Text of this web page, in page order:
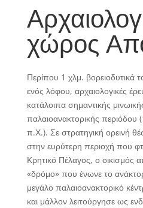
χώρος
Περίπου 1 χλμ. βορειοδυτικά
ενός λόφου, αρχαιολογικές
κατάλοιπα σημαντικής
παλαιοανακτορικής
π.Χ.). Σε στρατηγική ορεινή
στην ευρύτερη περιοχή που
Κρητικό Πέλαγος, ο
«δρόμο» που ένωνε το
μεγάλο παλαιοανακτορικό
και μάλλον λειτούργησε ως